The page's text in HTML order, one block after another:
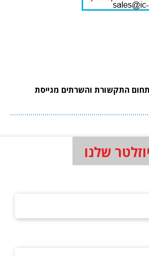
התקשורת והשרתים מגייסת
שלנו